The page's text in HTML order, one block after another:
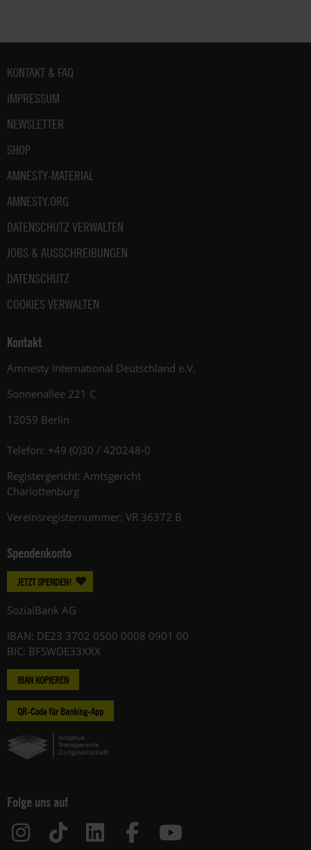
Fußbereich
KONTAKT & FAQ
IMPRESSUM
NEWSLETTER
SHOP
AMNESTY-MATERIAL
AMNESTY.ORG
DATENSCHUTZ VERWALTEN
JOBS & AUSSCHREIBUNGEN
DATENSCHUTZ
COOKIES VERWALTEN
Kontakt
Amnesty International Deutschland e.V.
Sonnenallee 221 C
12059 Berlin
Telefon: +49 (0)30 / 420248-0
Registergericht: Amtsgericht
Charlottenburg
Vereinsregisternummer: VR 36372 B
Spendenkonto
JETZT SPENDEN!
SozialBank AG
IBAN: DE23 3702 0500 0008 0901 00
BIC: BFSWDE33XXX
IBAN KOPIEREN
QR-Code für Banking-App
Folge uns auf